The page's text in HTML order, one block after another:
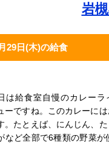
岩
29日(木)の給食
は給食室自慢のカレー
ーですね。このカレーに
。たとえば、にんじん、
など全部で6種類の野菜